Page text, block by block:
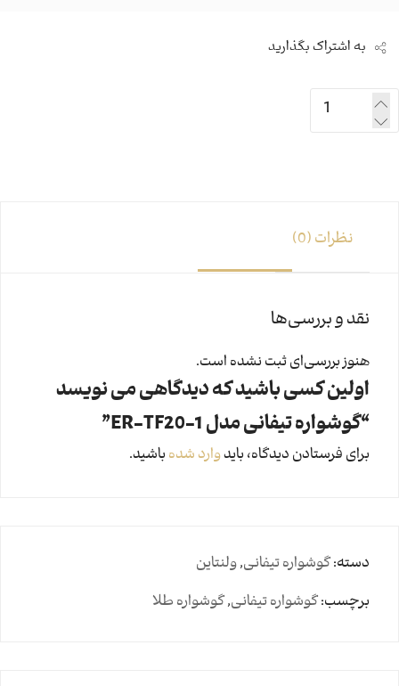
به اشتراک بگذارید
نظرات (0)
نقد و بررسی‌ها
هنوز بررسی‌ای ثبت نشده است.
اولین کسی باشید که دیدگاهی می نویسد
“گوشواره تیفانی مدل ER-TF20-1”
برای فرستادن دیدگاه، بایدوارد شده باشید.
دسته:گوشواره تیفانی,ولنتاین
برچسب:گوشواره تیفانی,گوشواره طلا